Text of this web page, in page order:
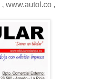
www.autol.co ,